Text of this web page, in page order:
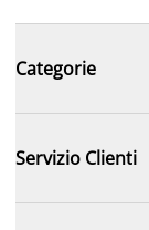
Categorie
Servizio Clienti